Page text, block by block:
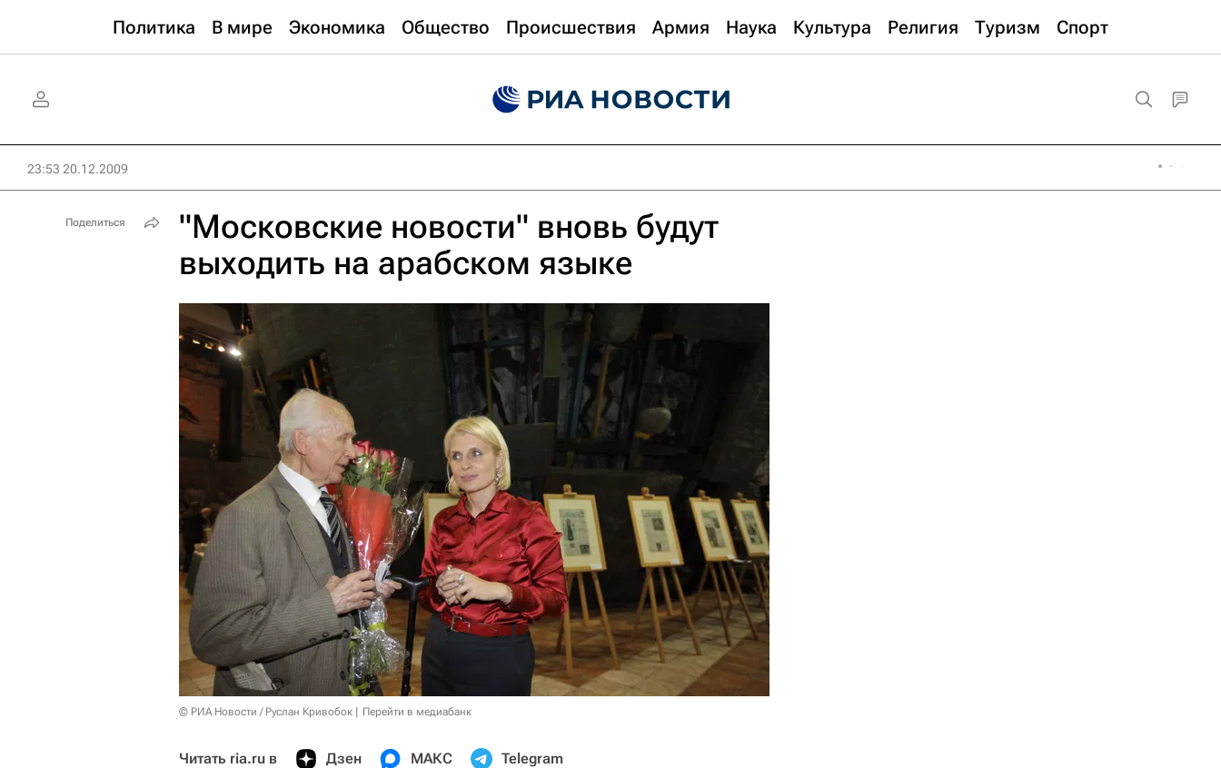
Политика В мире Экономика Общество Происшествия Армия Наука Культура Религия Туризм Спорт
23:53 20.12.2009
"Московские новости" вновь будут
выходить на арабском языке
© РИА Новости / Руслан Кривобок Перейти в медиабанк
Читать ria.ru в Дзен МАКС Telegram
Поделиться